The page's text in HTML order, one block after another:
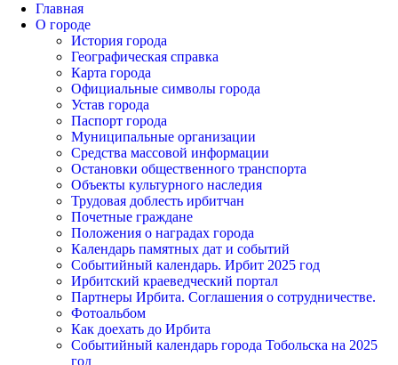
Главная
О городе
История города
Географическая справка
Карта города
Официальные символы города
Устав города
Паспорт города
Муниципальные организации
Средства массовой информации
Остановки общественного транспорта
Объекты культурного наследия
Трудовая доблесть ирбитчан
Почетные граждане
Положения о наградах города
Календарь памятных дат и событий
Событийный календарь. Ирбит 2025 год
Ирбитский краеведческий портал
Партнеры Ирбита. Соглашения о сотрудничестве.
Фотоальбом
Как доехать до Ирбита
Событийный календарь города Тобольска на 2025
год